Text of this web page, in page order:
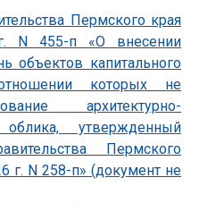
Пермского края
N 455-п «О внесении
объектов капитального
которых не
архитектурно-
облика, утвержденный
Пермского
г. N 258-п» (документ не